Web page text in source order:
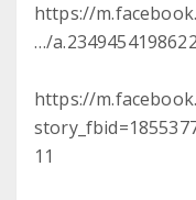
https://
…/
https://
11